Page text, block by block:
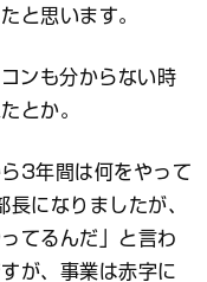
と思います。
ンも分からない時
とか。
3年間は何をやって
になりましたが、
てるんだ」と言わ
が、事業は赤字に